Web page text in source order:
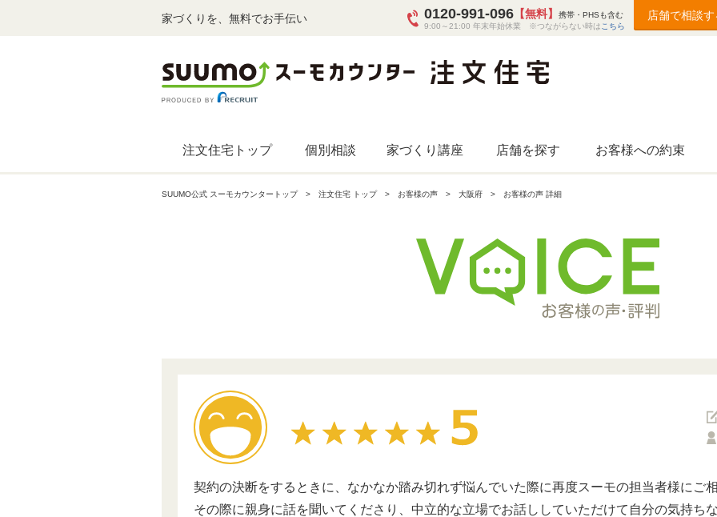
家づくりを、無料でお手伝い 0120-991-096 【無料】
携帯・PHSも含む
9:00～21:00 年末年始休業 ※つながらない時は こちら
店舗で相談す
注文住宅トップ 個別相談 家づくり講座 店舗を探す お客様への約束
SUUMO公式 スーモカウンタートップ 注文住宅 トップ お客様の声 大阪府 お客様の声 詳細
契約の決断をするときに、なかなか踏み切れず悩んでいた際に再度スーモの担当者様にご
その際に親身に話を聞いてくださり、中立的な立場でお話ししていただけて自分の気持ち